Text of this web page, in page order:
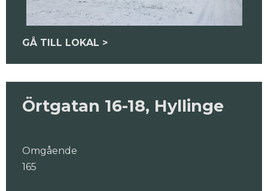
GÅ TILL LOKAL >
Örtgatan 16-18, Hyllinge
Omgående
165